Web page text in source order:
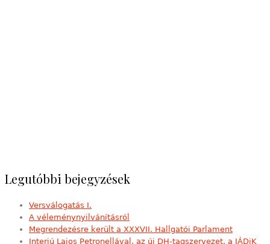
Legutóbbi bejegyzések
Versválogatás I.
A véleménynyilvánításról
Megrendezésre került a XXXVII. Hallgatói Parlament
Interjú Lajos Petronellával, az új DH-tagszervezet, a JÁDiK